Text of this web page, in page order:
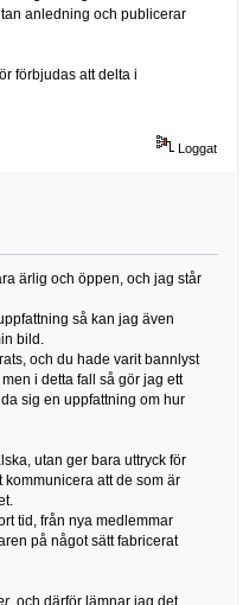
anledning och publicerar
förbjudas att delta i
Loggat
ärlig och öppen, och jag står
så kan jag även
bild.
och du hade varit bannlyst
i detta fall så gör jag ett
sig en uppfattning om hur
utan ger bara uttryck för
kommunicera att de som är
tid, från nya medlemmar
på något sätt fabricerat